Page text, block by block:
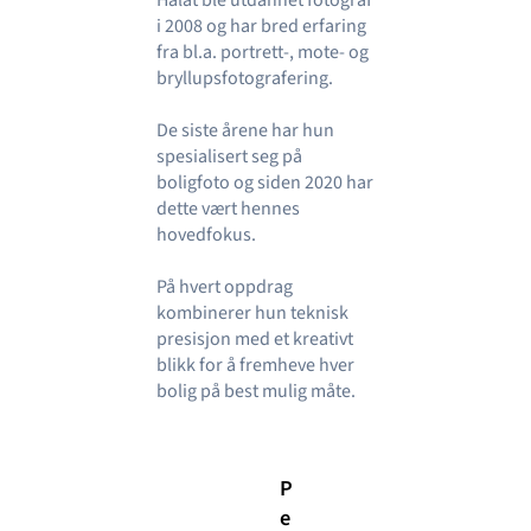
i 2008 og har bred erfaring
fra bl.a. portrett-, mote- og
bryllupsfotografering.
De siste årene har hun
spesialisert seg på
boligfoto og siden 2020 har
dette vært hennes
hovedfokus.
På hvert oppdrag
kombinerer hun teknisk
presisjon med et kreativt
blikk for å fremheve hver
bolig på best mulig måte.
P
e